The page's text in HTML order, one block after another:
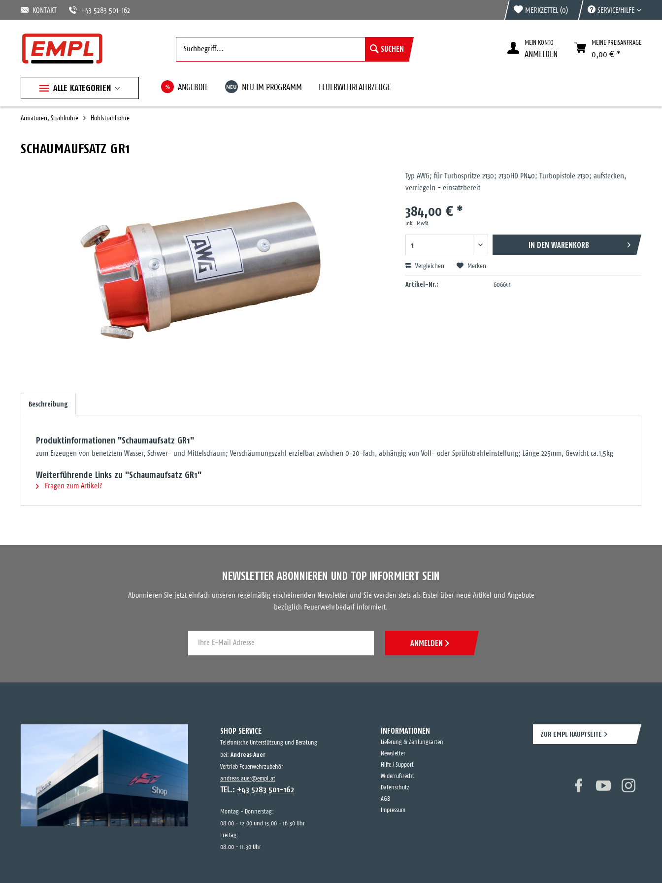
KONTAKT +43 5283 501-162 MERKZETTEL (0) SERVICE/HILFE
SUCHEN
MEIN KONTO
ANMELDEN
MEINE PREISANFRAGE
0,00 € *
ALLE KATEGORIEN % ANGEBOTE NEU NEU IM PROGRAMM FEUERWEHRFAHRZEUGE
Armaturen, Strahlrohre Hohlstrahlrohre
SCHAUMAUFSATZ GR1
Typ AWG; für Turbospritze 2130; 2130HD PN40; Turbopistole 2130; aufstecken,
verriegeln - einsatzbereit
384,00 € *
inkl. MwSt.
IN DEN WARENKORB
Vergleichen Merken
Artikel-Nr.: 606641
Beschreibung
Produktinformationen "Schaumaufsatz GR1"
zum Erzeugen von benetztem Wasser, Schwer- und Mittelschaum; Verschäumungszahl erzielbar zwischen 0-20-fach, abhängig von Voll- oder Sprühstrahleinstellung; Länge 225mm, Gewicht ca.1,5kg
Weiterführende Links zu "Schaumaufsatz GR1"
Fragen zum Artikel?
NEWSLETTER ABONNIEREN UND TOP INFORMIERT SEIN
Abonnieren Sie jetzt einfach unseren regelmäßig erscheinenden Newsletter und Sie werden stets als Erster über neue Artikel und Angebote
bezüglich Feuerwehrbedarf informiert.
ANMELDEN
SHOP SERVICE
Telefonische Unterstützung und Beratung
bei: Andreas Auer
Vertrieb Feuerwehrzubehör
andreas.auer@empl.at
TEL.: +43 5283 501-162
Montag - Donnerstag:
08.00 - 12.00 und 13.00 - 16.30 Uhr
Freitag:
08.00 - 11.30 Uhr
INFORMATIONEN
Lieferung & Zahlungsarten
Newsletter
Hilfe / Support
Widerrufsrecht
Datenschutz
AGB
Impressum
ZUR EMPL HAUPTSEITE